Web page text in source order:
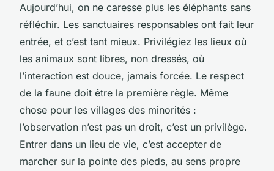
Aujourd’hui, on ne caresse plus les éléphants sans
réfléchir. Les sanctuaires responsables ont fait leur
entrée, et c’est tant mieux. Privilégiez les lieux où
les animaux sont libres, non dressés, où
l’interaction est douce, jamais forcée. Le respect
de la faune doit être la première règle. Même
chose pour les villages des minorités :
l’observation n’est pas un droit, c’est un privilège.
Entrer dans un lieu de vie, c’est accepter de
marcher sur la pointe des pieds, au sens propre